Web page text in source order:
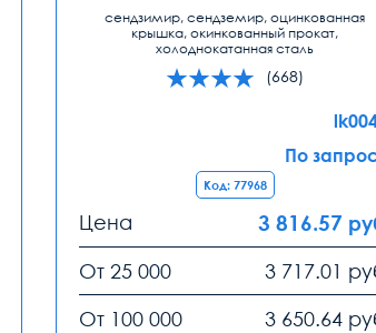
сендзимир, сендземир, оцинкованная
крышка, окинкованный прокат,
холоднокатанная сталь
(668)
По
Код: 77968
Цена 3 816.57
От 25 000
3 717.01
От 100 000
3 650.64